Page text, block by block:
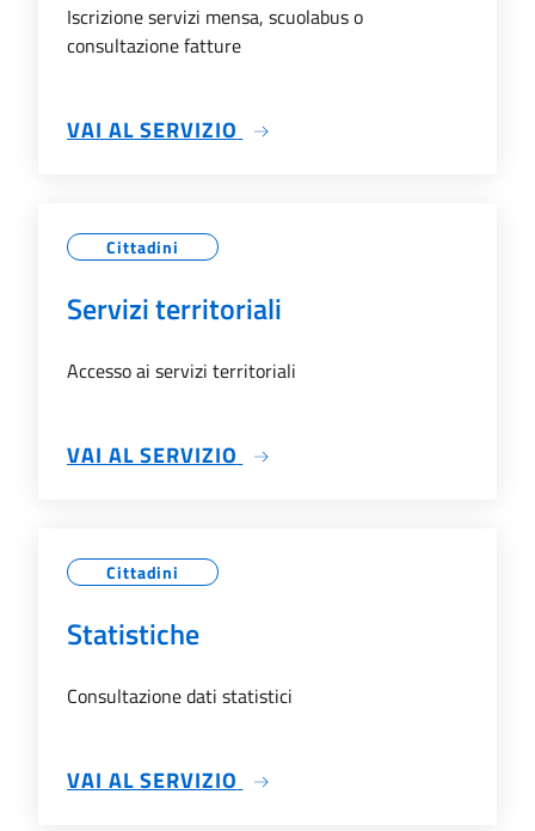
Iscrizione servizi mensa, scuolabus o
consultazione fatture
VAI AL SERVIZIO SU SERVIZI SCOLASTICI
Cittadini
Servizi territoriali
Accesso ai servizi territoriali
VAI AL SERVIZIO SU SERVIZI TERRITORIALI
Cittadini
Statistiche
Consultazione dati statistici
VAI AL SERVIZIO SU STATISTICHE